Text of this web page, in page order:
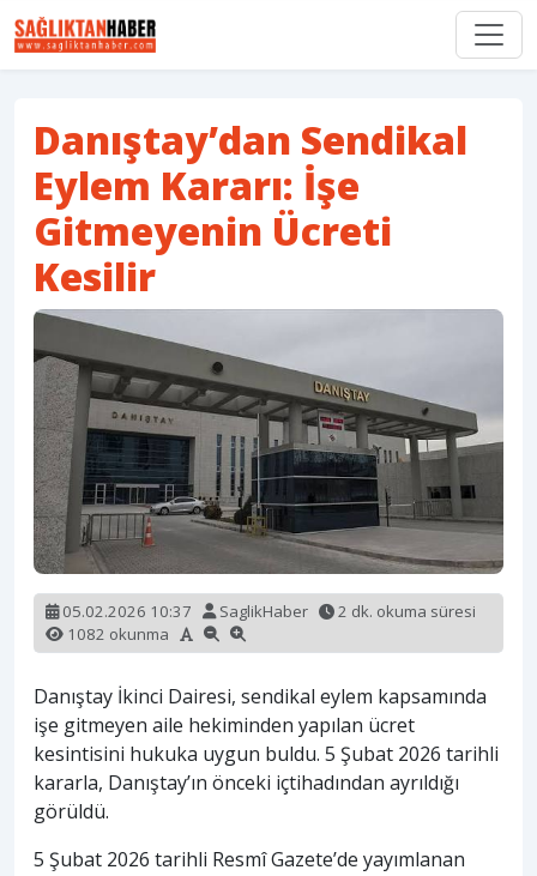
Danıştay’dan Sendikal
Eylem Kararı: İşe
Gitmeyenin Ücreti
Kesilir
05.02.2026 10:37 SaglikHaber
2 dk. okuma süresi
1082 okunma
Danıştay İkinci Dairesi, sendikal eylem kapsamında
işe gitmeyen aile hekiminden yapılan ücret
kesintisini hukuka uygun buldu. 5 Şubat 2026 tarihli
kararla, Danıştay’ın önceki içtihadından ayrıldığı
görüldü.
5 Şubat 2026 tarihli Resmî Gazete’de yayımlanan